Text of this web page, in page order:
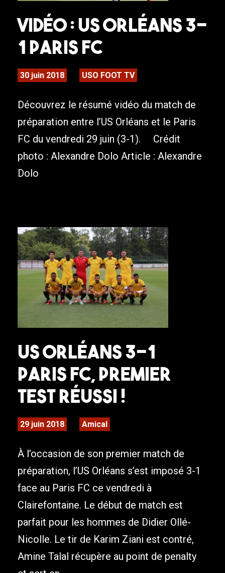
Vidéo : US Orléans 3-
1 Paris FC
30 juin 2018 USO FOOT TV
Découvrez le résumé vidéo du match de
préparation entre l’US Orléans et le Paris
FC du vendredi 29 juin (3-1). Crédit
photo : Alexandre Dolo Article : Alexandre
Dolo
US Orléans 3-1
Paris FC, premier
test réussi !
29 juin 2018 Amical
À l’occasion de son premier match de
préparation, l’US Orléans s’est imposé 3-1
face au Paris FC ce vendredi à
Clairefontaine. Le début de match est
parfait pour les hommes de Didier Ollé-
Nicolle. Le tir de Karim Ziani est contré,
Amine Talal récupère au point de penalty